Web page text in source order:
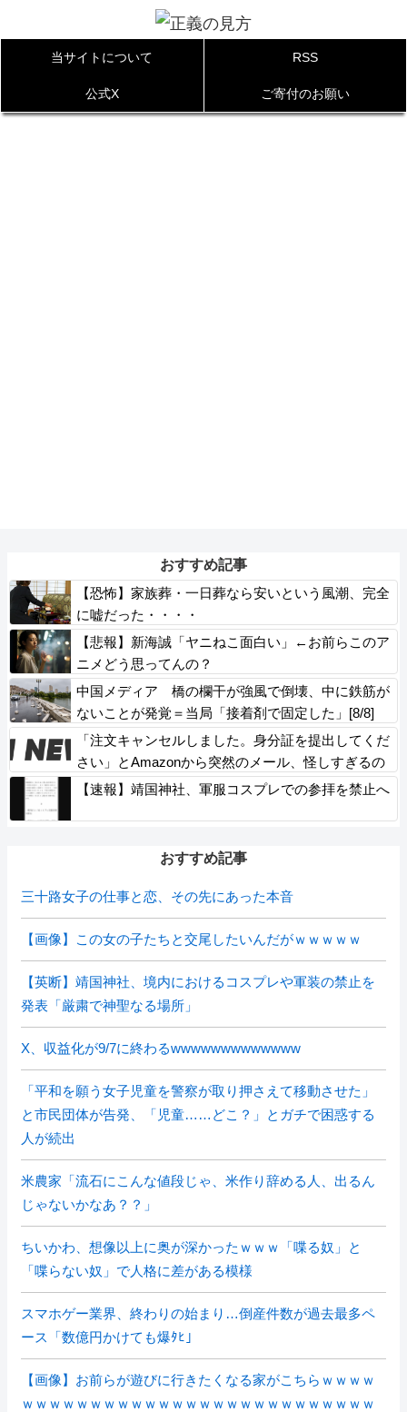
当サイトについて RSS
公式X ご寄付のお願い
おすすめ記事
【恐怖】家族葬・一日葬なら安いという風潮、完全
に嘘だった・・・・
【悲報】新海誠「ヤニねこ面白い」←お前らこのア
ニメどう思ってんの？
中国メディア 橋の欄干が強風で倒壊、中に鉄筋が
ないことが発覚＝当局「接着剤で固定した」[8/8]
「注文キャンセルしました。身分証を提出してくだ
さい」とAmazonから突然のメール、怪しすぎるの
でカスタマーに確認したら……
【速報】靖国神社、軍服コスプレでの参拝を禁止へ
おすすめ記事
三十路女子の仕事と恋、その先にあった本音
【画像】この女の子たちと交尾したいんだがｗｗｗｗｗ
【英断】靖国神社、境内におけるコスプレや軍装の禁止を
発表「厳粛で神聖なる場所」
X、収益化が9/7に終わるwwwwwwwwwwwww
「平和を願う女子児童を警察が取り押さえて移動させた」
と市民団体が告発、「児童……どこ？」とガチで困惑する
人が続出
米農家「流石にこんな値段じゃ、米作り辞める人、出るん
じゃないかなあ？？」
ちいかわ、想像以上に奥が深かったｗｗｗ「喋る奴」と
「喋らない奴」で人格に差がある模様
スマホゲー業界、終わりの始まり…倒産件数が過去最多ペ
ース「数億円かけても爆ﾀﾋ」
【画像】お前らが遊びに行きたくなる家がこちらｗｗｗｗ
ｗｗｗｗｗｗｗｗｗｗｗｗｗｗｗｗｗｗｗｗｗｗｗｗｗｗ